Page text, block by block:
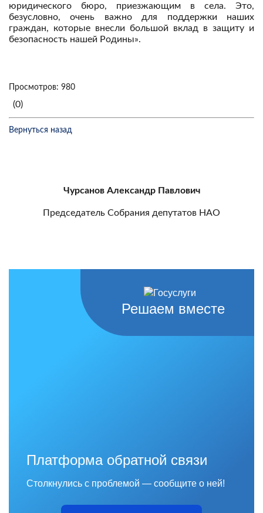
юридического бюро, приезжающим в села. Это,
безусловно, очень важно для поддержки наших
граждан, которые внесли большой вклад в защиту и
безопасность нашей Родины».
Просмотров: 980
(0)
Вернуться назад
Чурсанов Александр Павлович
Председатель Собрания депутатов НАО
Решаем вместе
Платформа обратной связи
Столкнулись с проблемой — сообщите о ней!